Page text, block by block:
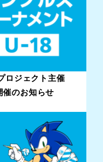
ロジェクト主催
催のお知らせ